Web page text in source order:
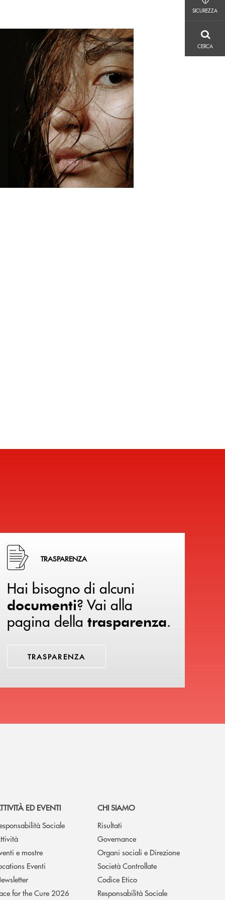
SICUREZZA
CERCA
Hai bisogno di alcuni documenti ? Vai alla pagina della
TRASPARENZA
Hai bisogno di alcuni
documenti? Vai alla
pagina della trasparenza.
TRASPARENZA
ED EVENTI
Sociale
e mostre
Eventi
for the Cure 2026
CHI SIAMO
Risultati
Governance
Organi sociali e Direzione
Società Controllate
Codice Etico
Responsabilità Sociale